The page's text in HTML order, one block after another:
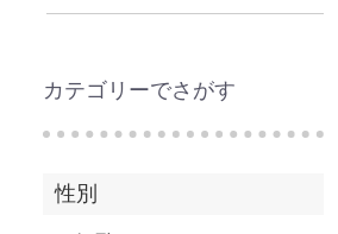
カテゴリーでさがす
性別